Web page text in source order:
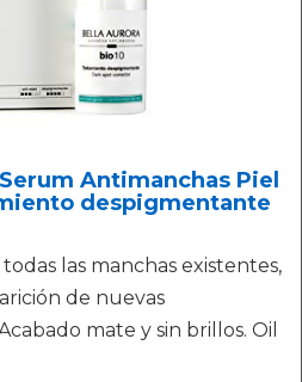
Antimanchas Piel
despigmentante
las manchas existentes,
de nuevas
mate y sin brillos. Oil